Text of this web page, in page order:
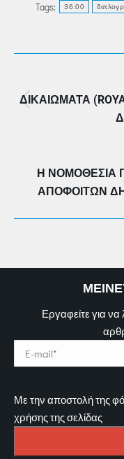
Tags: 36.00
ΔΙΚΑΙΏΜΑΤΑ
Η ΝΟΜΟΘΕΣΊΑ
ΑΠΟΦΟΊΤΩΝ
Εργαφείτε για
Με την αποστολή της
χρήσης της σελίδας